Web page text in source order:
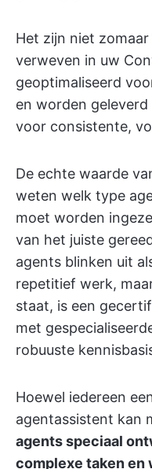
Het zijn niet
verweven in uw
geoptimaliseerd
en worden
voor consistente,
De echte waarde
weten welk type
moet worden
van het juiste
agents blinken uit
repetitief werk,
staat, is een
met
robuuste
Hoewel iedereen
agentassistent kan
agents speciaal
complexe taken en